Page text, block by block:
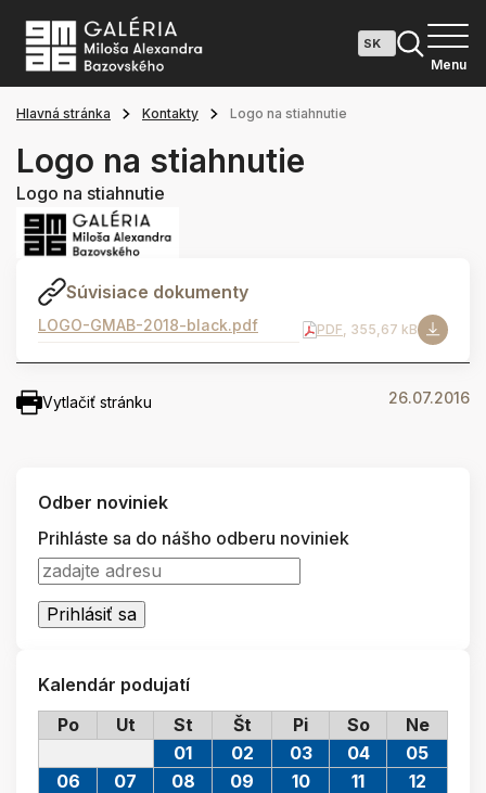
Menu
Hlavná stránka Kontakty Logo na stiahnutie
Logo na stiahnutie
Logo na stiahnutie
Súvisiace dokumenty
LOGO-GMAB-2018-black.pdf PDF , 355,67 kB
Vytlačiť stránku 26.07.2016
Odber noviniek
Prihláste sa do nášho odberu noviniek
Kalendár podujatí
Po
Ut St Št Pi So Ne
01 02 03 04
05
06
07 08 09 10 11
12